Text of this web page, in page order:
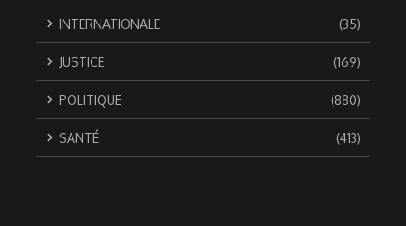
INTERNATIONALE (35)
JUSTICE (169)
POLITIQUE (880)
SANTÉ (413)